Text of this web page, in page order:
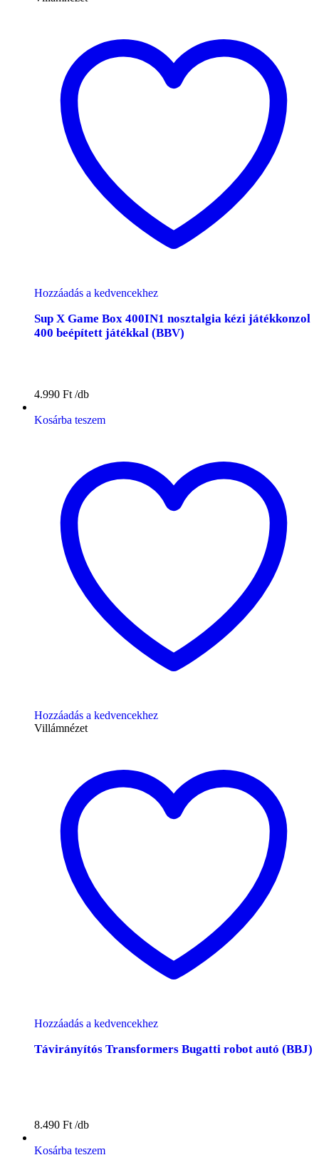
Hozzáadás a kedvencekhez
Sup X Game Box 400IN1 nosztalgia kézi játékkonzol
400 beépített játékkal (BBV)
4.990 Ft
Kosárba teszem
Hozzáadás a kedvencekhez
Villámnézet
Hozzáadás a kedvencekhez
Távirányítós Transformers Bugatti robot autó (BBJ)
8.490 Ft
Kosárba teszem